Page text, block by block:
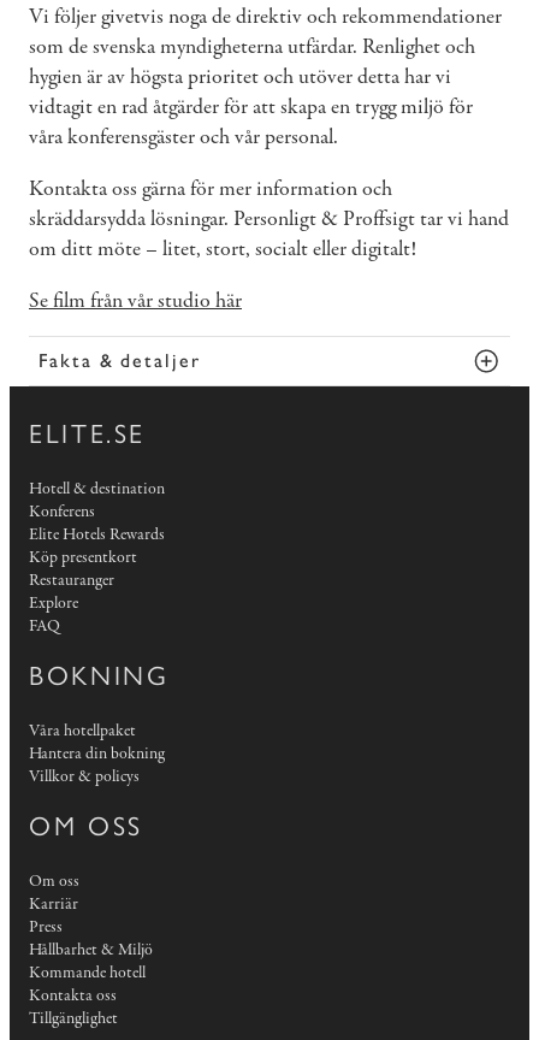
Vi följer givetvis noga de direktiv och rekommendationer
som de svenska myndigheterna utfärdar. Renlighet och
hygien är av högsta prioritet och utöver detta har vi
vidtagit en rad åtgärder för att skapa en trygg miljö för
våra konferensgäster och vår personal.
Kontakta oss gärna för mer information och
skräddarsydda lösningar. Personligt & Proffsigt tar vi hand
om ditt möte – litet, stort, socialt eller digitalt!
Se film från vår studio här
Fakta & detaljer
ELITE.SE
Hotell & destination
Konferens
Elite Hotels Rewards
Köp presentkort
Restauranger
Explore
FAQ
BOKNING
Våra hotellpaket
Hantera din bokning
Villkor & policys
OM OSS
Om oss
Karriär
Press
Hållbarhet & Miljö
Kommande hotell
Kontakta oss
Tillgänglighet